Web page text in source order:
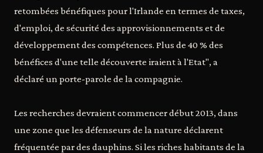
retombées bénéfiques pour l'Irlande en termes de taxes,
d'emploi, de sécurité des approvisionnements et de
développement des compétences. Plus de 40 % des
bénéfices d'une telle découverte iraient à l'Etat", a
déclaré un porte-parole de la compagnie.
Les recherches devraient commencer début 2013, dans
une zone que les défenseurs de la nature déclarent
fréquentée par des dauphins. Si les riches habitants de la